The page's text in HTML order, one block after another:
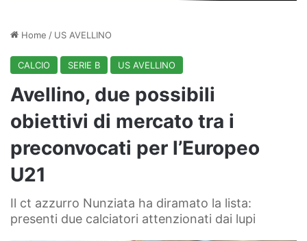
Home / US AVELLINO
CALCIO SERIE B US AVELLINO
Avellino, due possibili
obiettivi di mercato tra i
preconvocati per l’Europeo
U21
Il ct azzurro Nunziata ha diramato la lista:
presenti due calciatori attenzionati dai lupi